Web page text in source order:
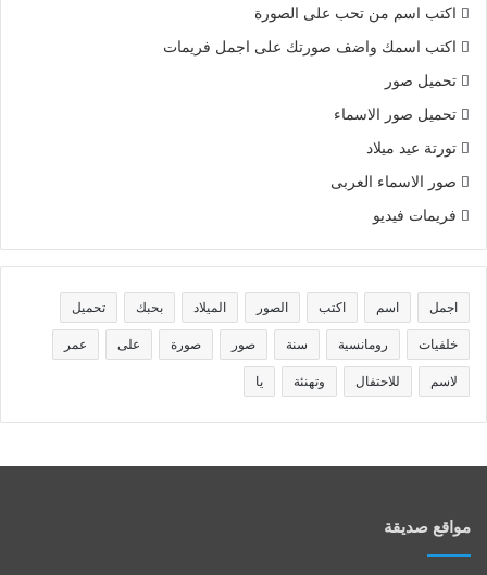
اكتب اسم من تحب على الصورة
اكتب اسمك واضف صورتك على اجمل فريمات
تحميل صور
تحميل صور الاسماء
تورتة عيد ميلاد
صور الاسماء العربى
فريمات فيديو
اجمل اسم اكتب الصور الميلاد بحبك تحميل
خلفيات رومانسية سنة صور صورة على عمر
لاسم للاحتفال وتهنئة يا
مواقع صديقة